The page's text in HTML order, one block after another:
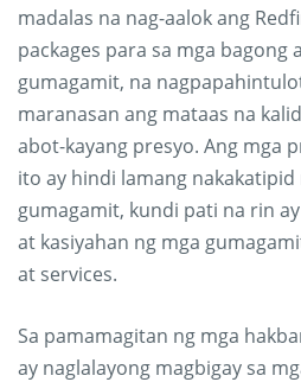
madalas na nag-aalok ang
packages para sa mga bagong
gumagamit, na
maranasan ang mataas na
abot-kayang presyo. Ang mga
ito ay hindi lamang nakakatipid
gumagamit, kundi pati na rin
at kasiyahan ng mga
at services.
Sa pamamagitan ng mga
ay naglalayong magbigay sa